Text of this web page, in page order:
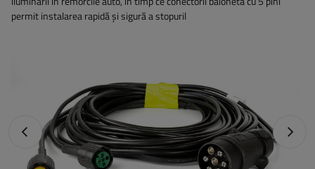
permit instalarea rapidă și sigură a stopuril
Fotografia anterioară